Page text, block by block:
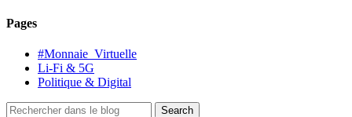
Pages
#Monnaie_Virtuelle
Li-Fi & 5G
Politique & Digital